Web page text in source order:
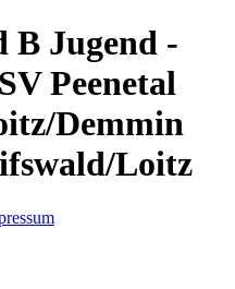
B Jugend -
Peenetal
Demmin
Loitz